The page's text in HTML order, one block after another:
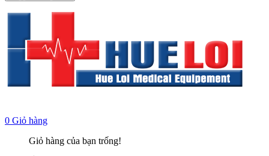
0 Giỏ hàng
Giỏ hàng của bạn trống!